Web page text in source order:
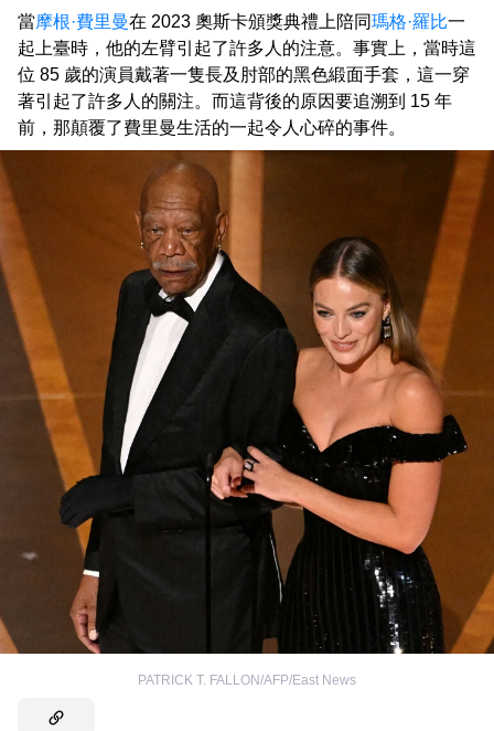
當摩根·費里曼在 2023 奧斯卡頒獎典禮上陪同瑪格·羅比一
起上臺時，他的左臂引起了許多人的注意。事實上，當時這
位 85 歲的演員戴著一隻長及肘部的黑色緞面手套，這一穿
著引起了許多人的關注。而這背後的原因要追溯到 15 年
前，那顛覆了費里曼生活的一起令人心碎的事件。
PATRICK T. FALLON/AFP/East News